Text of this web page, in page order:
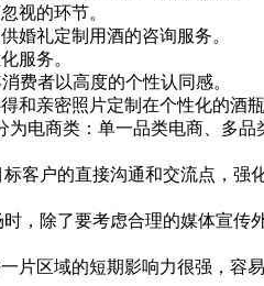
视的环节。
礼定制用酒的咨询服务。
服务。
者以高度的个性认同感。
亲密照片定制在个性化的酒瓶
商类：单一品类电商、多品
户的直接沟通和交流点，强
除了要考虑合理的媒体宣传
区域的短期影响力很强，容易